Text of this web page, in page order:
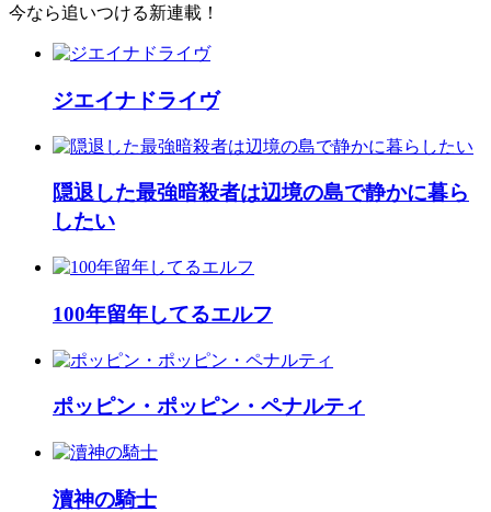
今なら追いつける新連載！
ジエイナドライヴ
隠退した最強暗殺者は辺境の島で静かに暮ら
したい
100年留年してるエルフ
ポッピン・ポッピン・ペナルティ
瀆神の騎士